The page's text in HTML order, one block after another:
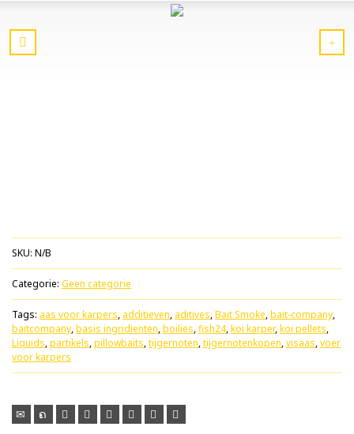
SKU: N/B
Categorie: Geen categorie
Tags: aas voor karpers, additieven, aditives,Bait Smoke,bait-company,
baitcompany,basis ingridienten,boilies,fish24,koi karper,koi pellets,
Liquids,partikels,pillowbaits,tijgernoten,tijgernotenkopen,visaas,voer
voor karpers